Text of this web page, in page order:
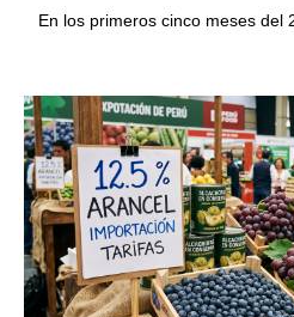
En los primeros cinco meses del